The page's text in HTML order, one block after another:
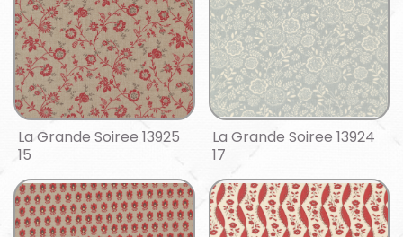
La Grande Soiree 13925
15
La Grande Soiree 13924
17